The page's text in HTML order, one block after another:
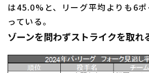
は45.0%と、リーグ平均よりも6
っている。
ゾーンを問わずストライクを取れ